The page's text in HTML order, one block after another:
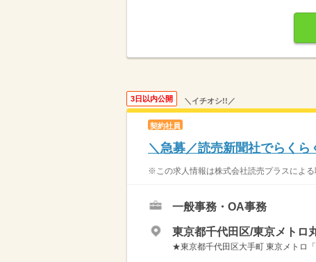
3日以内公開 ＼イチオシ!!／
契約社員
＼急募／読売新聞社でらく
※この求人情報は株式会社読売プラスによる
一般事務・OA事務
東京都千代田区/東京メトロ
★東京都千代田区大手町 東京メトロ